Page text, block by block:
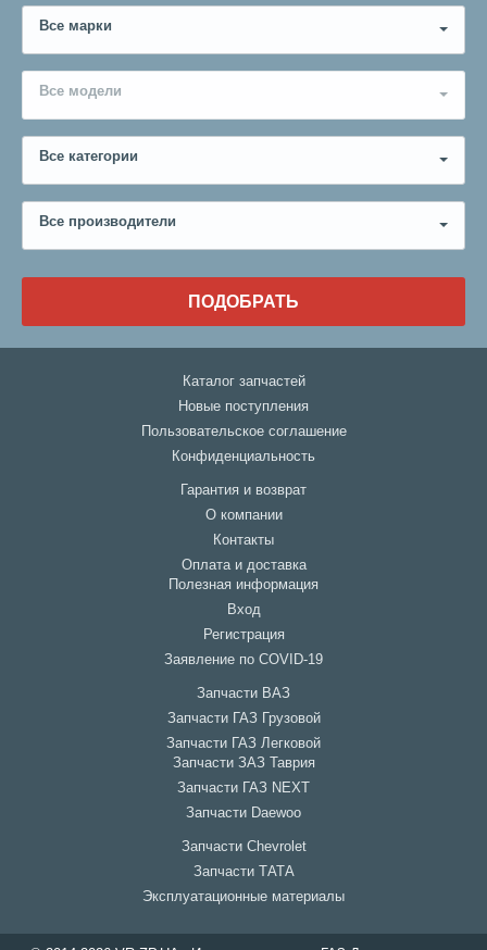
Все марки
Все модели
Все категории
Все производители
ПОДОБРАТЬ
Каталог запчастей
Новые поступления
Пользовательское соглашение
Конфиденциальность
Гарантия и возврат
О компании
Контакты
Оплата и доставка
Полезная информация
Вход
Регистрация
Заявление по COVID-19
Запчасти ВАЗ
Запчасти ГАЗ Грузовой
Запчасти ГАЗ Легковой
Запчасти ЗАЗ Таврия
Запчасти ГАЗ NEXT
Запчасти Daewoo
Запчасти Chevrolet
Запчасти ТАТА
Эксплуатационные материалы